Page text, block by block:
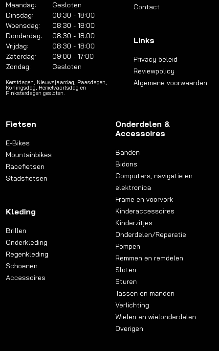
Maandag:
Gesloten
Dinsdag:
08:30 - 18:00
Woensdag:
08:30 - 18:00
Donderdag:
08:30 - 18:00
Vrijdag:
08:30 - 18:00
Zaterdag:
09:00 - 17:00
Zondag:
Gesloten
Kerstdagen, Nieuwsjaardag, Paasdagen,
Koningsdag, Hemelvaartsdag en
Pinksterdagen gesloten.
Contact
Links
Privacy beleid
Reviewpolicy
Algemene voorwaarden
Fietsen
E-Bikes
Mountainbikes
Racefietsen
Stadsfietsen
Kleding
Brillen
Onderkleding
Regenkleding
Schoenen
Accessoires
Onderdelen &
Accessoires
Banden
Bidons
Computers, navigatie en
elektronica
Frame en voorvork
Kinderaccessoires
Kinderzitjes
Onderdelen/Reparatie
Pompen
Remmen en remdelen
Sloten
Sturen
Tassen en manden
Verlichting
Wielen en wielonderdelen
Overigen